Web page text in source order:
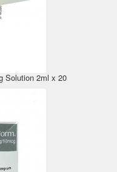
Solution 2ml x 20